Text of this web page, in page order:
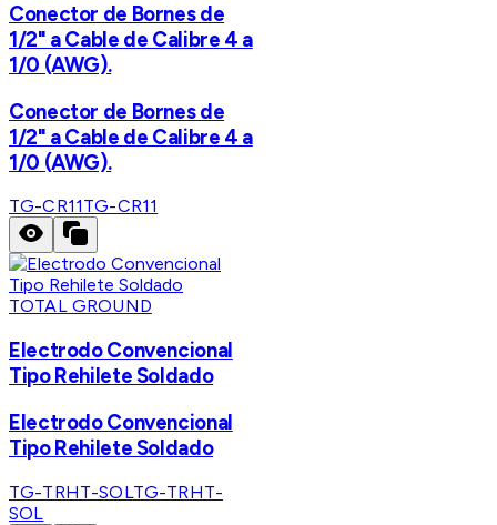
Conector de Bornes de
1/2" a Cable de Calibre 4 a
1/0 (AWG).
Conector de Bornes de
1/2" a Cable de Calibre 4 a
1/0 (AWG).
TG-CR11TG-CR11
TOTAL GROUND
Electrodo Convencional
Tipo Rehilete Soldado
Electrodo Convencional
Tipo Rehilete Soldado
TG-TRHT-SOLTG-TRHT-
SOL